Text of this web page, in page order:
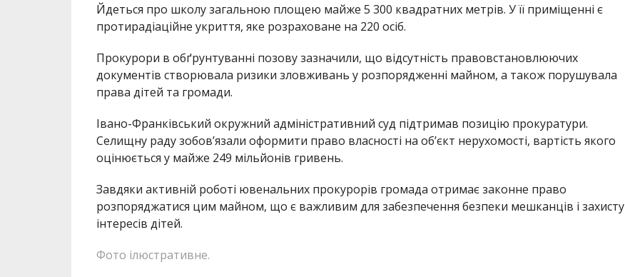
Йдеться про школу загальною площею майже 5 300 квадратних метрів. У її приміщенні є
протирадіаційне укриття, яке розраховане на 220 осіб.
Прокурори в обґрунтуванні позову зазначили, що відсутність правовстановлюючих
документів створювала ризики зловживань у розпорядженні майном, а також порушувала
права дітей та громади.
Івано-Франківський окружний адміністративний суд підтримав позицію прокуратури.
Селищну раду зобов’язали оформити право власності на об’єкт нерухомості, вартість якого
оцінюється у майже 249 мільйонів гривень.
Завдяки активній роботі ювенальних прокурорів громада отримає законне право
розпоряджатися цим майном, що є важливим для забезпечення безпеки мешканців і захисту
інтересів дітей.
Фото ілюстративне.